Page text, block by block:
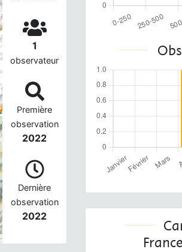
1
observateur
Première
observation
2022
Dernière
observation
2022